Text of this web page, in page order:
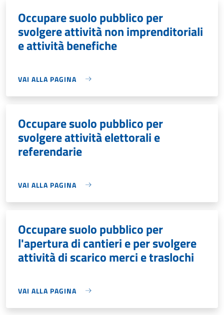
Occupare suolo pubblico per
svolgere attività non imprenditoriali
e attività benefiche
VAI ALLA PAGINA
Occupare suolo pubblico per
svolgere attività elettorali e
referendarie
VAI ALLA PAGINA
Occupare suolo pubblico per
l'apertura di cantieri e per svolgere
attività di scarico merci e traslochi
VAI ALLA PAGINA